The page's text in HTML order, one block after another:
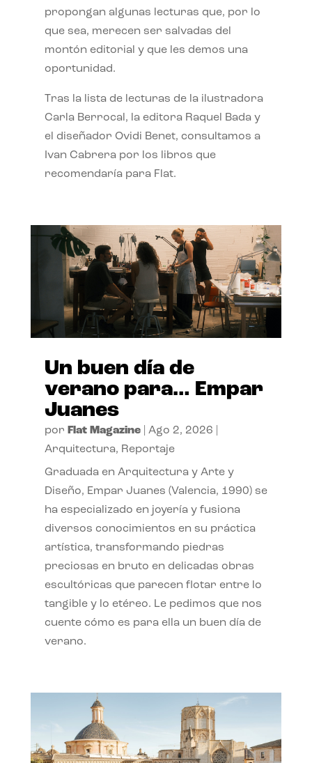
propongan algunas lecturas que, por lo
que sea, merecen ser salvadas del
montón editorial y que les demos una
oportunidad.
Tras la lista de lecturas de la ilustradora
Carla Berrocal, la editora Raquel Bada y
el diseñador Ovidi Benet, consultamos a
Ivan Cabrera por los libros que
recomendaría para Flat.
Un buen día de
verano para… Empar
Juanes
por Flat Magazine| Ago 2, 2026
Arquitectura, Reportaje
Graduada en Arquitectura y Arte y
Diseño, Empar Juanes (Valencia, 1990) se
ha especializado en joyería y fusiona
diversos conocimientos en su práctica
artística, transformando piedras
preciosas en bruto en delicadas obras
escultóricas que parecen flotar entre lo
tangible y lo etéreo. Le pedimos que nos
cuente cómo es para ella un buen día de
verano.